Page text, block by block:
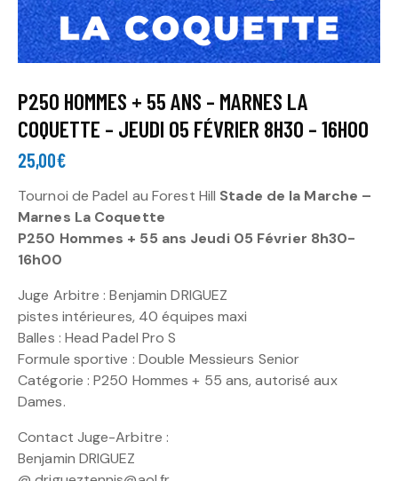
P250 HOMMES + 55 ANS – MARNES LA
COQUETTE – JEUDI 05 FÉVRIER 8H30 – 16H00
25,00€
Tournoi de Padel au Forest Hill Stade de la Marche –
Marnes La Coquette
P250 Hommes + 55 ans Jeudi 05 Février 8h30-
16h00
Juge Arbitre : Benjamin DRIGUEZ
pistes intérieures, 40 équipes maxi
Balles : Head Padel Pro S
Formule sportive : Double Messieurs Senior
Catégorie : P250 Hommes + 55 ans, autorisé aux
Dames.
Contact Juge-Arbitre :
Benjamin DRIGUEZ